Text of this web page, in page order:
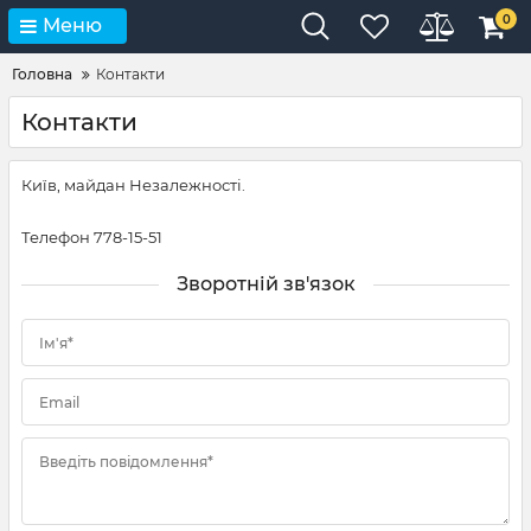
Меню 0
Головна Контакти
Контакти
Київ, майдан Незалежності.
Телефон 778-15-51
Зворотній зв'язок
Ім'я*
Email
Введіть повідомлення*